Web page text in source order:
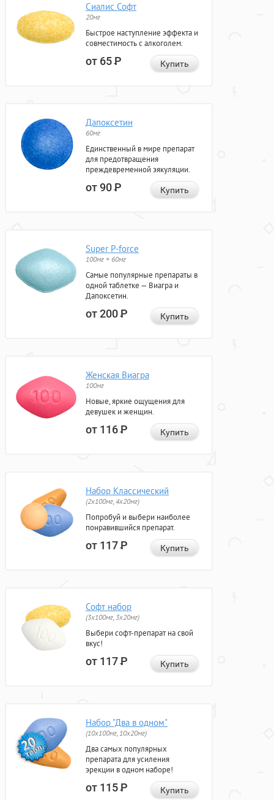
Сиалис Софт
20мг
Быстрое наступление эффекта и
совместимость с алкоголем.
от 65Р Купить
Дапоксетин
60мг
Единственный в мире препарат
для предотвращения
преждевременной эякуляции.
от 90Р Купить
Super P-force
100мг + 60мг
Самые популярные препараты в
одной таблетке — Виагра и
Дапоксетин.
от 200Р Купить
Женская Виагра
100мг
Новые, яркие ощущения для
девушек и женщин.
от 116Р Купить
Набор Классический
(2x100мг, 4x20мг)
Попробуй и выбери наиболее
понравившийся препарат.
от 117Р Купить
Софт набор
(3x100мг, 3x20мг)
Выбери софт-препарат на свой
вкус!
от 117Р Купить
Набор "Два в одном"
(10x100мг, 10x20мг)
Два самых популярных
препарата для усиления
эрекции в одном наборе!
от 115Р Купить